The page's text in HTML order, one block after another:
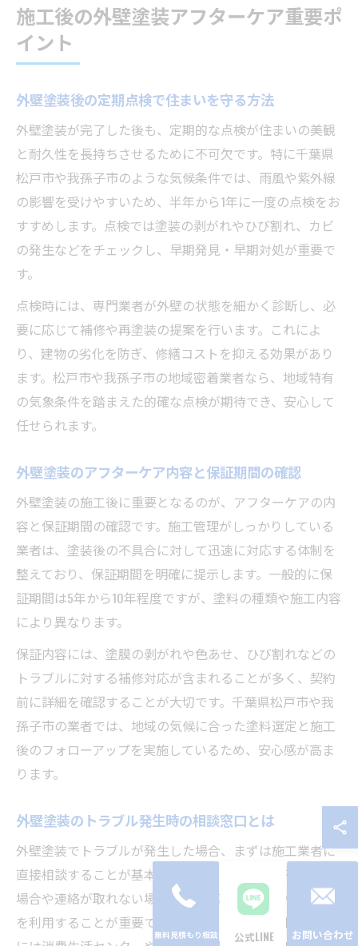
施工後の外壁塗装アフターケア重要ポ
イント
外壁塗装後の定期点検で住まいを守る方法
外壁塗装が完了した後も、定期的な点検が住まいの美観
と耐久性を長持ちさせるために不可欠です。特に千葉県
松戸市や我孫子市のような気候条件では、雨風や紫外線
の影響を受けやすいため、半年から1年に一度の点検をお
すすめします。点検では塗装の剥がれやひび割れ、カビ
の発生などをチェックし、早期発見・早期対処が重要で
す。
点検時には、専門業者が外壁の状態を細かく診断し、必
要に応じて補修や再塗装の提案を行います。これによ
り、建物の劣化を防ぎ、修繕コストを抑える効果があり
ます。松戸市や我孫子市の地域密着業者なら、地域特有
の気象条件を踏まえた的確な点検が期待でき、安心して
任せられます。
外壁塗装のアフターケア内容と保証期間の確認
外壁塗装の施工後に重要となるのが、アフターケアの内
容と保証期間の確認です。施工管理がしっかりしている
業者は、塗装後の不具合に対して迅速に対応する体制を
整えており、保証期間を明確に提示します。一般的に保
証期間は5年から10年程度ですが、塗料の種類や施工内容
により異なります。
保証内容には、塗膜の剥がれや色あせ、ひび割れなどの
トラブルに対する補修対応が含まれることが多く、契約
前に詳細を確認することが大切です。千葉県松戸市や我
孫子市の業者では、地域の気候に合った塗料選定と施工
後のフォローアップを実施しているため、安心感が高ま
ります。
外壁塗装のトラブル発生時の相談窓口とは
外壁塗装でトラブルが発生した場合、まずは施工業者に
直接相談することが基本です。しかし、対応が不十分な
場合や連絡が取れない場合には、第三者機関の相談窓口
を利用することが重要です。千葉県や松戸市、我孫子市
公式LINE お問い合わせ